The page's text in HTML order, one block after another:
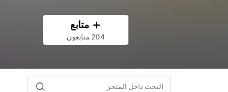
متابع
204 متابعون